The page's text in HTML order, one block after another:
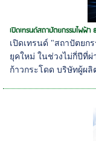
เปิดเทรนด์สถาปัตยกรรมไฟฟ้า
เปิดเทรนด์ "สถาปัตยก
ยุคใหม่ ในช่วงไม่กี่ปีที่
ก้าวกระโดด บริษัทผู้ผ